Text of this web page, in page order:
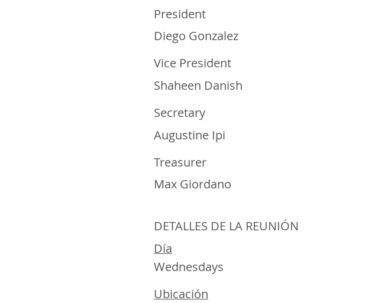
President
Diego Gonzalez
Vice President
Shaheen Danish
Secretary
Augustine Ipi
Treasurer
Max Giordano
DETALLES DE LA REUNIÓN
Día
Wednesdays
Ubicación